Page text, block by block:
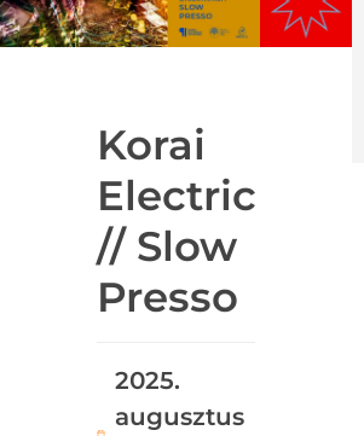
Korai
Electric
// Slow
Presso
2025.
augusztus